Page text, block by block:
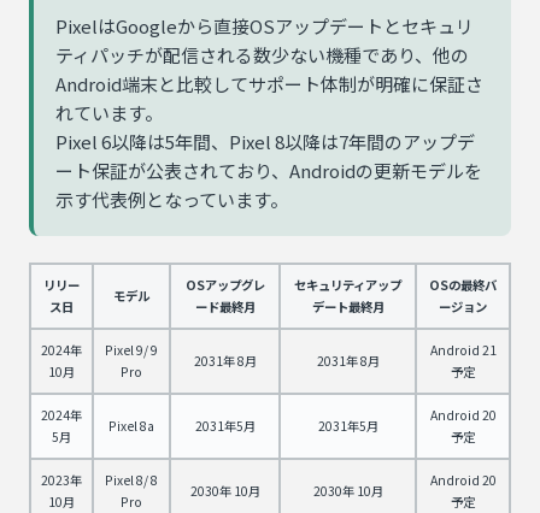
PixelはGoogleから直接OSアップデートとセキュリ
ティパッチが配信される数少ない機種であり、他の
Android端末と比較してサポート体制が明確に保証さ
れています。
Pixel 6以降は5年間、Pixel 8以降は7年間のアップデ
ート保証が公表されており、Androidの更新モデルを
示す代表例となっています。
リリー
ス日
モデル
OSアップグレ
ード最終月
セキュリティアップ
デート最終月
OSの最終バ
ージョン
2024年
10月
Pixel 9/ 9
Pro
2031年 8月 2031年 8月
Android 21
予定
2024年
5月
Pixel 8a 2031年5月 2031年5月
Android 20
予定
2023年
10月
Pixel 8/ 8
Pro
2030年 10月 2030年 10月
Android 20
予定